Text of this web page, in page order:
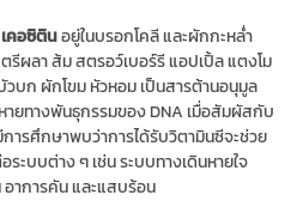
คอซิตินอยู่ในบรอกโคลี และผักกะหล่ำ
ผลา ส้ม สตรอว์เบอร์รี แอปเปิ้ล แตงโม
วบก ผักโขม หัวหอม เป็นสารต้านอนุมูล
ายทางพันธุกรรมของ DNA เมื่อสัมผัสกับ
ารศึกษาพบว่าการได้รับวิตามินซีจะช่วย
ะบบต่าง ๆ เช่น ระบบทางเดินหายใจ
าการคัน และแสบร้อน